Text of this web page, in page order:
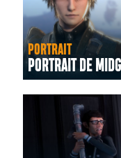
PORTRAIT
PORTRAIT DE